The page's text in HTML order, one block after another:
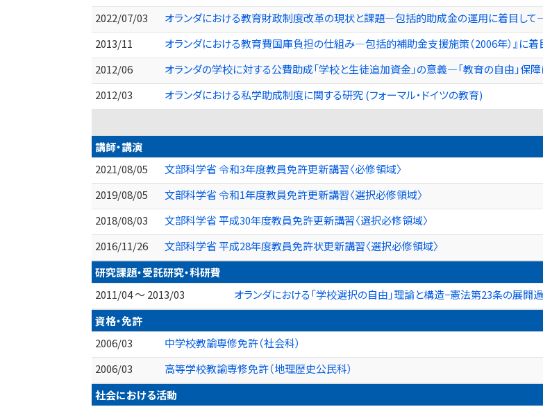
2022/07/03
オランダにおける教育財政制度改革の現状と課題―包括的助成金の運用に着目し
2013/11
オランダにおける教育費国庫負担の仕組み―包括的補助金支援施策（2006年）』に
2012/06
オランダの学校に対する公費助成「学校と生徒追加資金」の意義―「教育の自由」
2012/03
オランダにおける私学助成制度に関する研究 (フォーマル・ドイツの教育)
講師・講演
2021/08/05
文部科学省 令和3年度教員免許更新講習〈必修領域〉
2019/08/05
文部科学省 令和1年度教員免許更新講習〈選択必修領域〉
2018/08/03
文部科学省 平成30年度教員免許更新講習〈選択必修領域〉
2016/11/26
文部科学省 平成28年度教員免許状更新講習〈選択必修領域〉
研究課題・受託研究・科研費
2011/04 ～ 2013/03
オランダにおける「学校選択の自由」理論と構造−憲法第23条の展
資格・免許
2006/03
中学校教諭専修免許（社会科）
2006/03
高等学校教諭専修免許（地理歴史公民科）
社会における活動